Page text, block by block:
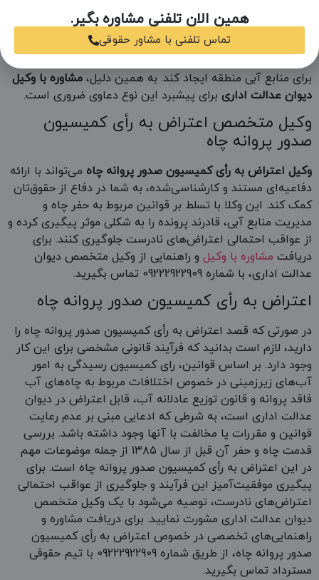
رأی کمیسیون صدور پروانه چاه
می‌تواند تأثیرات
مهمی بر روند صدور مجوز داشته باشد. در برخی موارد، این
اعتراض‌ها منجر به تأخیر در صدور پروانه و افزایش هزینه‌ها برای
مالکان می‌شود. همچنین اعتراض نادرست می‌تواند مشکلاتی
برای منابع آبی منطقه ایجاد کند. به همین دلیل، مشاوره با وکیل
دیوان عدالت اداری برای پیشبرد این نوع دعاوی ضروری است.
وکیل متخصص اعتراض به رأی کمیسیون
صدور پروانه چاه
وکیل اعتراض به رأی کمیسیون صدور پروانه چاه می‌تواند با ارائه
دفاعیه‌ای مستند و کارشناسی‌شده، به شما در دفاع از حقوق‌تان
کمک کند. این وکلا با تسلط بر قوانین مربوط به حفر چاه و
مدیریت منابع آبی، قادرند پرونده را به شکلی موثر پیگیری کرده و
از عواقب احتمالی اعتراض‌های نادرست جلوگیری کنند. برای
دریافت مشاوره با وکیل و راهنمایی از وکیل متخصص دیوان
عدالت اداری، با شماره 09222922909 تماس بگیرید.
اعتراض به رأی کمیسیون صدور پروانه چاه
در صورتی که قصد اعتراض به رأی کمیسیون صدور پروانه چاه را
دارید، لازم است بدانید که فرآیند قانونی مشخصی برای این کار
وجود دارد. بر اساس قوانین، رای کمیسیون رسیدگی به امور
آب‌های زیرزمینی در خصوص اختلافات مربوط به چاه‌های آب
فاقد پروانه و قانون توزیع عادلانه آب، قابل اعتراض در دیوان
عدالت اداری است، به شرطی که ادعایی مبنی بر عدم رعایت
قوانین و مقررات یا مخالفت با آنها وجود داشته باشد. بررسی
قدمت چاه و حفر آن قبل از سال ۱۳۸۵ از جمله موضوعات مهم
در این اعتراض به رأی کمیسیون صدور پروانه چاه است. برای
پیگیری موفقیت‌آمیز این فرآیند و جلوگیری از عواقب احتمالی
اعتراض‌های نادرست، توصیه می‌شود با یک وکیل متخصص
دیوان عدالت اداری مشورت نمایید. برای دریافت مشاوره و
راهنمایی‌های تخصصی در خصوص اعتراض به رأی کمیسیون
صدور پروانه چاه، از طریق شماره 09222922909 با تیم حقوقی
مسترداد تماس بگیرید.
همین الان تلفنی مشاوره بگیر.
تماس تلفنی با مشاور حقوقی